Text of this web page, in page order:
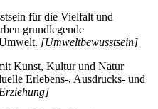
für die Vielfalt und
grundlegende
[Umweltbewusstsein]
Kunst, Kultur und Natur
Erlebens-, Ausdrucks- und